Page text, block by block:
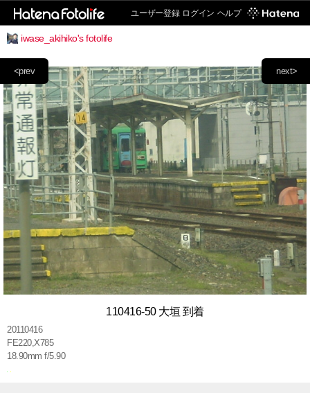
ユーザー登録 ログイン ヘルプ
iwase_akihiko's fotolife
next>
<prev
110416-50 大垣 到着
20110416
FE220,X785
18.90mm f/5.90